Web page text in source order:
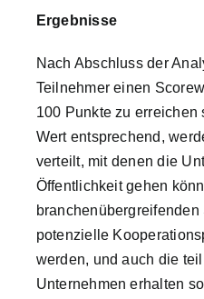
Ergebnisse
Nach Abschluss der
Teilnehmer einen
100 Punkte zu erreichen
Wert entsprechend,
verteilt, mit denen die
Öffentlichkeit gehen
potenzielle
werden, und auch die
Unternehmen erhalten